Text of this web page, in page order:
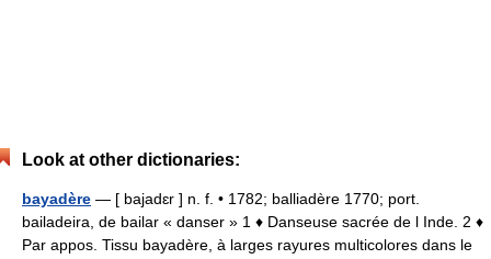
Look at other dictionaries:
bayadère — [ bajadɛr ] n. f. • 1782; balliadère 1770; port.
bailadeira, de bailar « danser » 1 ♦ Danseuse sacrée de l Inde. 2 ♦
Par appos. Tissu bayadère, à larges rayures multicolores dans le